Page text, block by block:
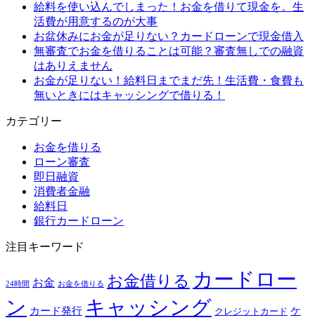
給料を使い込んでしまった！お金を借りて現金を。生
活費が用意するのが大事
お盆休みにお金が足りない？カードローンで現金借入
無審査でお金を借りることは可能？審査無しでの融資
はありえません
お金が足りない！給料日までまだ先！生活費・食費も
無いときにはキャッシングで借りる！
カテゴリー
お金を借りる
ローン審査
即日融資
消費者金融
給料日
銀行カードローン
注目キーワード
24時間 お金 お金を借りる お金借りる カードロー
ン カード発行 キャッシング クレジットカード ケ